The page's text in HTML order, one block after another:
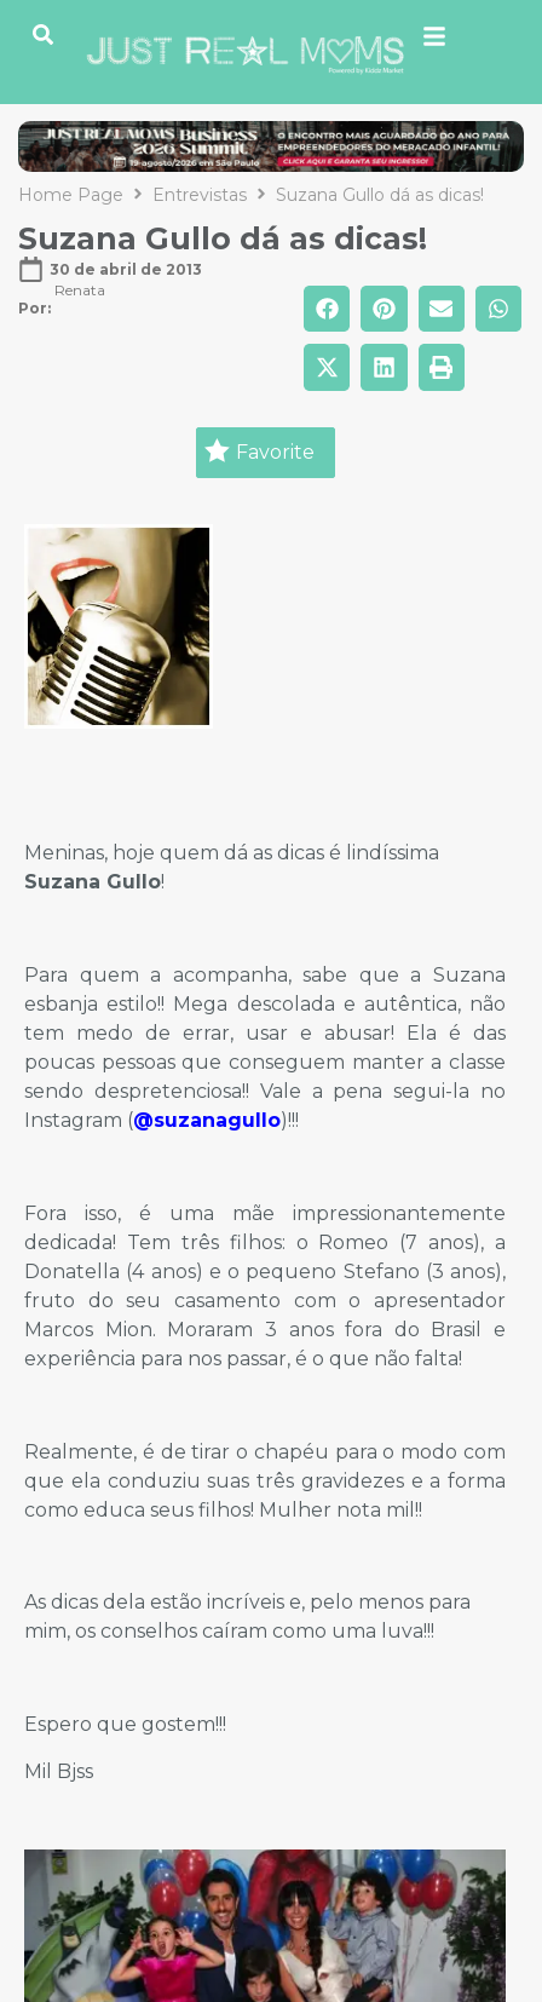
Home Page Entrevistas Suzana Gullo dá as dicas!
Suzana Gullo dá as dicas!
30 de abril de 2013
Por:
Renata
Favorite
Meninas, hoje quem dá as dicas é lindíssima
Suzana Gullo!
Para quem a acompanha, sabe que a Suzana
esbanja estilo!! Mega descolada e autêntica, não
tem medo de errar, usar e abusar! Ela é das
poucas pessoas que conseguem manter a classe
sendo despretenciosa!! Vale a pena segui-la no
Instagram (@suzanagullo)!!!
Fora isso, é uma mãe impressionantemente
dedicada! Tem três filhos: o Romeo (7 anos), a
Donatella (4 anos) e o pequeno Stefano (3 anos),
fruto do seu casamento com o apresentador
Marcos Mion. Moraram 3 anos fora do Brasil e
experiência para nos passar, é o que não falta!
Realmente, é de tirar o chapéu para o modo com
que ela conduziu suas três gravidezes e a forma
como educa seus filhos! Mulher nota mil!!
As dicas dela estão incríveis e, pelo menos para
mim, os conselhos caíram como uma luva!!!
Espero que gostem!!!
Mil Bjss